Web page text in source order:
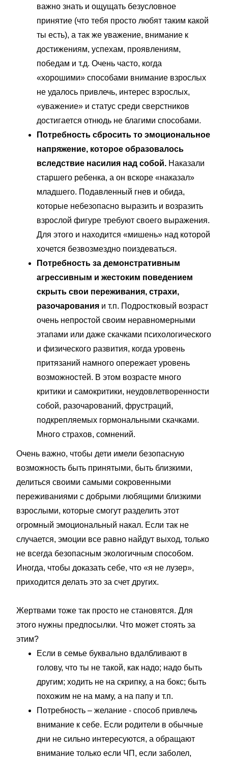
важно знать и ощущать безусловное
принятие (что тебя просто любят таким какой
ты есть), а так же уважение, внимание к
достижениям, успехам, проявлениям,
победам и т.д. Очень часто, когда
«хорошими» способами внимание взрослых
не удалось привлечь, интерес взрослых,
«уважение» и статус среди сверстников
достигается отнюдь не благими способами.
Потребность сбросить то эмоциональное
напряжение, которое образовалось
вследствие насилия над собой. Наказали
старшего ребенка, а он вскоре «наказал»
младшего. Подавленный гнев и обида,
которые небезопасно выразить и возразить
взрослой фигуре требуют своего выражения.
Для этого и находится «мишень» над которой
хочется безвозмездно поиздеваться.
Потребность за демонстративным
агрессивным и жестоким поведением
скрыть свои переживания, страхи,
разочарования и т.п. Подростковый возраст
очень непростой своим неравномерными
этапами или даже скачками психологического
и физического развития, когда уровень
притязаний намного опережает уровень
возможностей. В этом возрасте много
критики и самокритики, неудовлетворенности
собой, разочарований, фрустраций,
подкрепляемых гормональными скачками.
Много страхов, сомнений.
Очень важно, чтобы дети имели безопасную
возможность быть принятыми, быть близкими,
делиться своими самыми сокровенными
переживаниями с добрыми любящими близкими
взрослыми, которые смогут разделить этот
огромный эмоциональный накал. Если так не
случается, эмоции все равно найдут выход, только
не всегда безопасным экологичным способом.
Иногда, чтобы доказать себе, что «я не лузер»,
приходится делать это за счет других.
Жертвами тоже так просто не становятся. Для
этого нужны предпосылки. Что может стоять за
этим?
Если в семье буквально вдалбливают в
голову, что ты не такой, как надо; надо быть
другим; ходить не на скрипку, а на бокс; быть
похожим не на маму, а на папу и т.п.
Потребность – желание - способ привлечь
внимание к себе. Если родители в обычные
дни не сильно интересуются, а обращают
внимание только если ЧП, если заболел,